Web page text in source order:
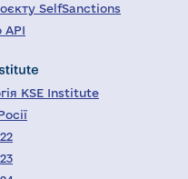
SelfSanctions
API
KSE Institute